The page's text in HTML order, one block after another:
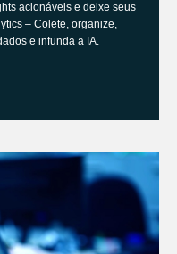
acionáveis e deixe seus
– Colete, organize,
e infunda a IA.